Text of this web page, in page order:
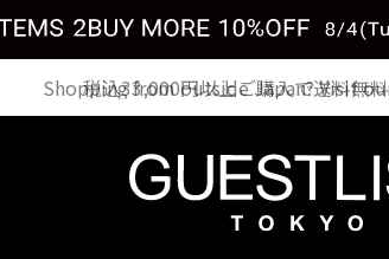
税込33,000円以上ご購入で送料